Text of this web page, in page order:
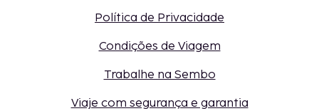
Política de Privacidade
Condições de Viagem
Trabalhe na Sembo
Viaje com segurança e garantia